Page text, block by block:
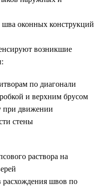
шва оконных конструкций
возникшие
по диагонали
и верхним брусом
при движении
стены
раствора на
расхождения швов по